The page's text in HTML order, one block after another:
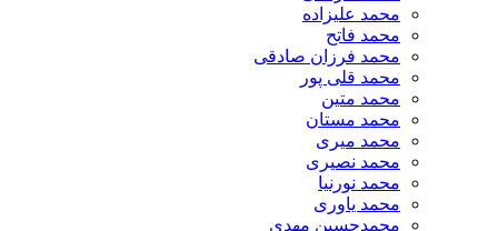
محمد علیزاده
محمد فاتح
محمد فرزان صادقی
محمد قلی پور
محمد متین
محمد مستان
محمد میری
محمد نصیری
محمد نورنیا
محمد یاوری
محمدحسین مهدی